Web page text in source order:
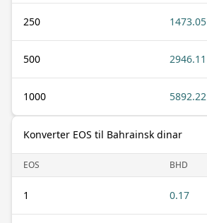
250 1473.05
500 2946.11
1000 5892.22
Konverter EOS til Bahrainsk dinar
EOS BHD
1 0.17